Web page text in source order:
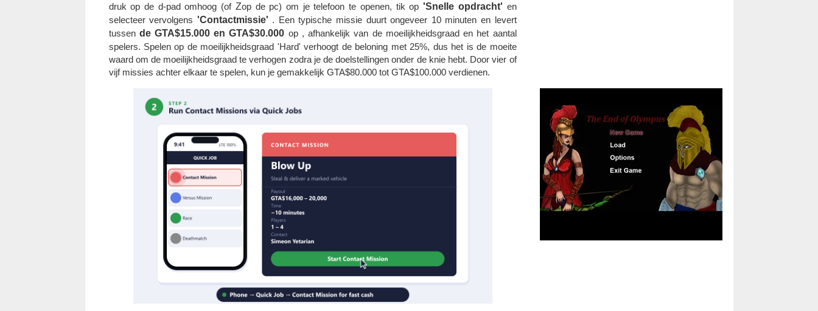
druk op de d-pad omhoog (of Zop de pc) om je telefoon te openen, tik op'Snelle opdracht' en
selecteer vervolgens 'Contactmissie' . Een typische missie duurt ongeveer 10 minuten en levert
tussen de GTA$15.000 en GTA$30.000 op , afhankelijk van de moeilijkheidsgraad en het aantal
spelers. Spelen op de moeilijkheidsgraad 'Hard' verhoogt de beloning met 25%, dus het is de moeite
waard om de moeilijkheidsgraad te verhogen zodra je de doelstellingen onder de knie hebt. Door vier of
vijf missies achter elkaar te spelen, kun je gemakkelijk GTA$80.000 tot GTA$100.000 verdienen.